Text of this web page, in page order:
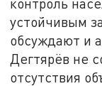
устойчивым
обсуждают и
Дегтярёв не
отсутствия